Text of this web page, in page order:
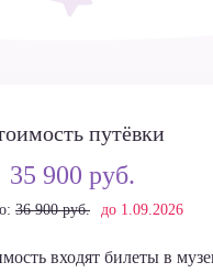
путёвки
35 900 руб.
36 900 руб. до 1.09.2026
входят билеты в